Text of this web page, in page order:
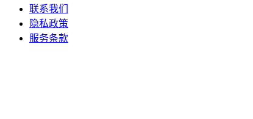
联系我们
隐私政策
服务条款